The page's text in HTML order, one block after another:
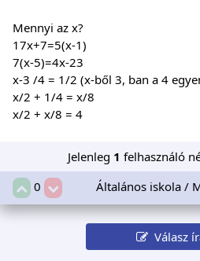
Mennyi az x?
17x+7=5(x-1)
7(x-5)=4x-23
x-3 /4 = 1/2 (x-ből 3, ban a 4
x/2 + 1/4 = x/8
x/2 + x/8 = 4
Jelenleg 1 felhasználó
0
Általános iskola /
Válasz